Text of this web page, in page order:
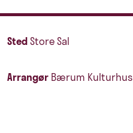
StedStore Sal
Arrangør Bærum Kulturhus